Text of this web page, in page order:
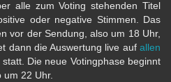
alle zum Voting stehenden Titel
oder negative Stimmen. Das
vor der Sendung, also um 18 Uhr,
dann die Auswertung live auf allen
statt. Die neue Votingphase beginnt
um 22 Uhr.